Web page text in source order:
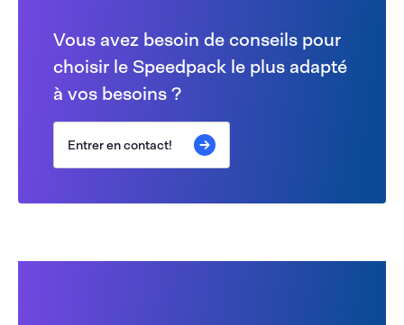
Vous avez besoin de conseils pour
choisir le Speedpack le plus adapté
à vos besoins ?
Entrer en contact!